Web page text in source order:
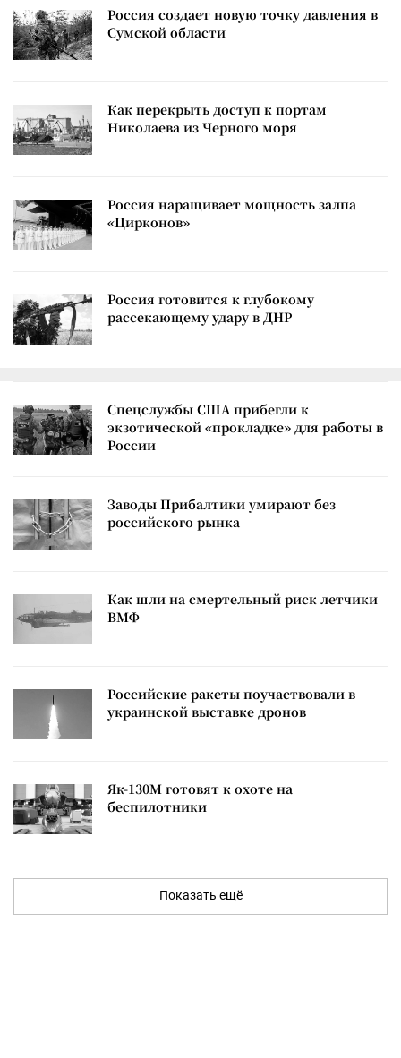
Россия создает новую точку давления в
Сумской области
Как перекрыть доступ к портам
Николаева из Черного моря
Россия наращивает мощность залпа
«Цирконов»
Россия готовится к глубокому
рассекающему удару в ДНР
Спецслужбы США прибегли к
экзотической «прокладке» для работы в
России
Заводы Прибалтики умирают без
российского рынка
Как шли на смертельный риск летчики
ВМФ
Российские ракеты поучаствовали в
украинской выставке дронов
Як-130М готовят к охоте на
беспилотники
Показать ещё